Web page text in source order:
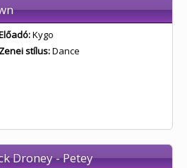
Kygo
Zenei stílus:Dance
Droney - Petey